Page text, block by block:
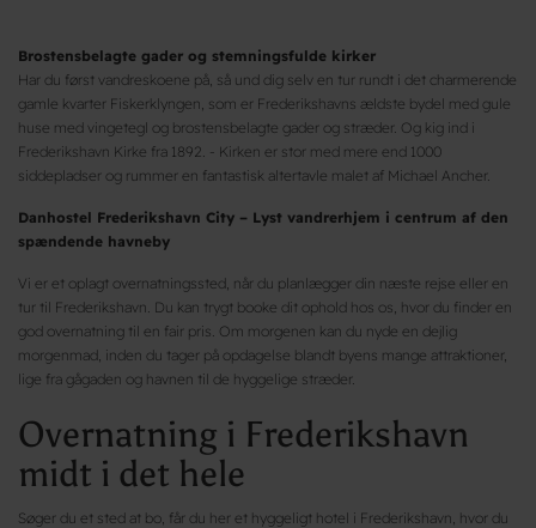
Brostensbelagte gader og stemningsfulde kirker
Har du først vandreskoene på, så und dig selv en tur rundt i det charmerende
gamle kvarter Fiskerklyngen, som er Frederikshavns ældste bydel med gule
huse med vingetegl og brostensbelagte gader og stræder. Og kig ind i
Frederikshavn Kirke fra 1892. - Kirken er stor med mere end 1000
siddepladser og rummer en fantastisk altertavle malet af Michael Ancher.
Danhostel Frederikshavn City – Lyst vandrerhjem i centrum af den
spændende havneby
Vi er et oplagt overnatningssted, når du planlægger din næste rejse eller en
tur til Frederikshavn. Du kan trygt booke dit ophold hos os, hvor du finder en
god overnatning til en fair pris. Om morgenen kan du nyde en dejlig
morgenmad, inden du tager på opdagelse blandt byens mange attraktioner,
lige fra gågaden og havnen til de hyggelige stræder.
Overnatning i Frederikshavn
midt i det hele
Søger du et sted at bo, får du her et hyggeligt hotel i Frederikshavn, hvor du